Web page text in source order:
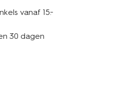
vanaf 15.-
30 dagen